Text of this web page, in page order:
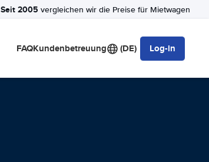
Seit 2005 vergleichen wir die Preise für Mietwagen
FAQKundenbetreuung (DE) Log-in